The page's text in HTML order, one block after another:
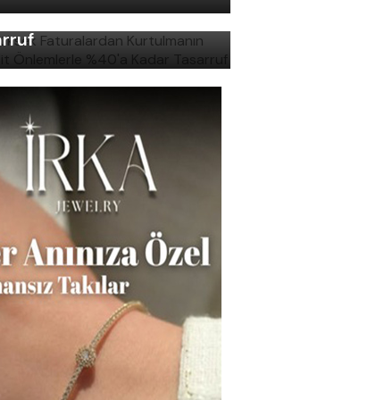
%40'a Kadar